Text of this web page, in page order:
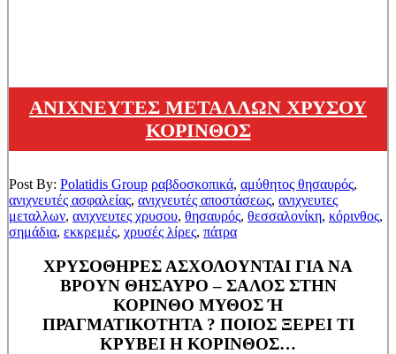
ΑΝΙΧΝΕΥΤΕΣ ΜΕΤΑΛΛΩΝ ΧΡΥΣΟΥ
ΚΟΡΙΝΘΟΣ
Post By: Polatidis Group ραβδοσκοπικά, αμύθητος θησαυρός,
ανιχνευτές ασφαλείας, ανιχνευτές αποστάσεως, ανιχνευτες
μεταλλων, ανιχνευτες χρυσου, θησαυρός, θεσσαλονίκη, κόρινθος,
σημάδια, εκκρεμές, χρυσές λίρες, πάτρα
ΧΡΥΣΟΘΗΡΕΣ ΑΣΧΟΛΟΥΝΤΑΙ ΓΙΑ ΝΑ
ΒΡΟΥΝ ΘΗΣΑΥΡΟ – ΣΑΛΟΣ ΣΤΗΝ
ΚΟΡΙΝΘΟ ΜΥΘΟΣ Ή
ΠΡΑΓΜΑΤΙΚΟΤΗΤΑ ? ΠΟΙΟΣ ΞΕΡΕΙ ΤΙ
ΚΡΥΒΕΙ Η ΚΟΡΙΝΘΟΣ…